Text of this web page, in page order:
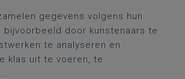
gegevens volgens hun
bijvoorbeeld door kunstenaars te
te analyseren en
klas uit te voeren, te